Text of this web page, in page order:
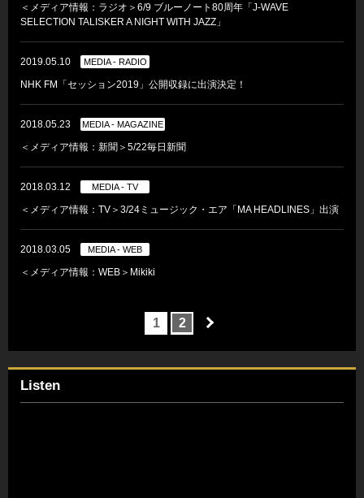
＜メディア情報：ラジオ＞6/9 ブルーノート80周年「J-WAVE
SELECTION TALISKER A NIGHT WITH JAZZ」
2019.05.10 MEDIA - RADIO
NHK FM「セッション2019」公開収録に出演決定！
2018.05.23 MEDIA - MAGAZINE
＜メディア情報：新聞＞5/22毎日新聞
2018.03.12 MEDIA - TV
＜メディア情報：TV＞3/24ミュージック・エア「MA HEADLINES」出演
2018.03.05 MEDIA - WEB
＜メディア情報：WEB＞Mikiki
1 2
Listen